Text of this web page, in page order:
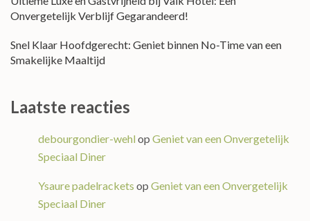
Onvergetelijk Verblijf Gegarandeerd!
Snel Klaar Hoofdgerecht: Geniet binnen No-Time van een
Smakelijke Maaltijd
Laatste reacties
debourgondier-wehl op Geniet van een Onvergetelijk
Speciaal Diner
Ysaure padelrackets op Geniet van een Onvergetelijk
Speciaal Diner